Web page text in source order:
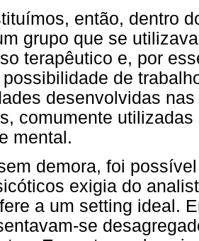
então, dentro
grupo que se
terapêutico e, por
possibilidade de
desenvolvidas
comumente
mental.
demora, foi
exigia do
a um setting ideal.
se